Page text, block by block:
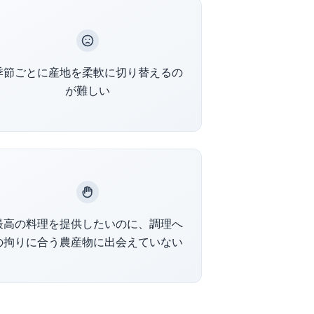
節ごとに産地を柔軟に切り替えるの
が難しい
国の農家ネットワークから季節に応
じた産地を柔軟に選択できます
高の料理を提供したいのに、調理へ
拘りに合う農産物に出会えていない
月届くサンプル野菜で新しい食材と
の出会いを創出します